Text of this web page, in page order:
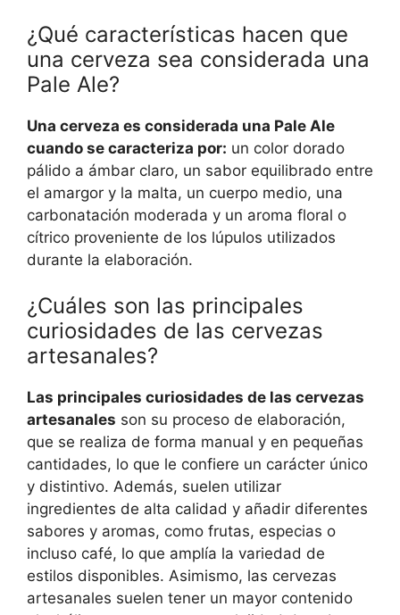
¿Qué características hacen que
una cerveza sea considerada una
Pale Ale?
Una cerveza es considerada una Pale Ale
cuando se caracteriza por: un color dorado
pálido a ámbar claro, un sabor equilibrado entre
el amargor y la malta, un cuerpo medio, una
carbonatación moderada y un aroma floral o
cítrico proveniente de los lúpulos utilizados
durante la elaboración.
¿Cuáles son las principales
curiosidades de las cervezas
artesanales?
Las principales curiosidades de las cervezas
artesanales son su proceso de elaboración,
que se realiza de forma manual y en pequeñas
cantidades, lo que le confiere un carácter único
y distintivo. Además, suelen utilizar
ingredientes de alta calidad y añadir diferentes
sabores y aromas, como frutas, especias o
incluso café, lo que amplía la variedad de
estilos disponibles. Asimismo, las cervezas
artesanales suelen tener un mayor contenido